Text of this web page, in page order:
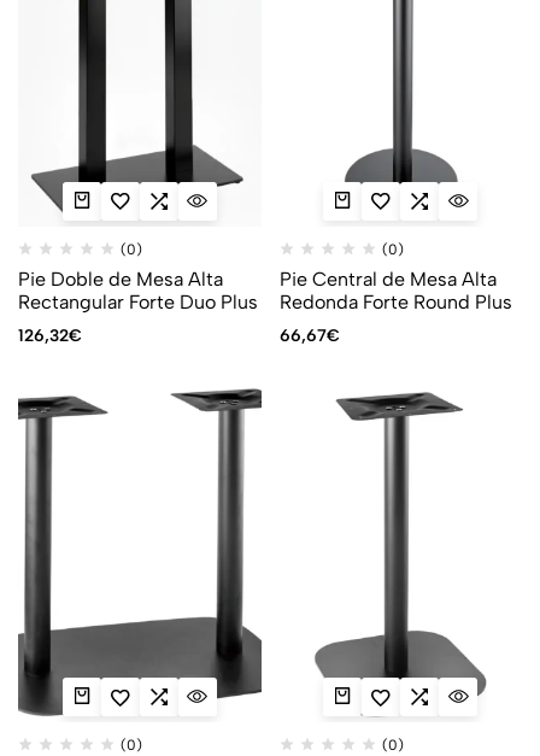
(0)
Pie Doble de Mesa Alta
Rectangular Forte Duo Plus
126,32€
(0)
Pie Central de Mesa Alta
Redonda Forte Round Plus
66,67€
(0) (0)